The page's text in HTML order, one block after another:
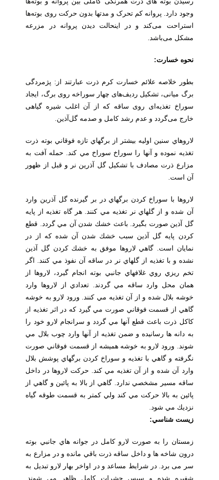
وجود دارد. پروانه کم تحرک و مدتها بدون حرکت روی بوته‌ها
استراحت می‌کند و در اینحالت دیدن پروانه در مزرعه
مشکل می‌باشد.
نحوه خسارت:
بطور خلاصه علائم خسارت کرم ذرت عبارتند از: پژمردگی
برگ میانی، تشکیل ردیف‌های چهار سوراخه روی برگ، ایجاد
سوراخ تغذیه‌ای روی ساقه که از آن اغلب شیره گیاهی
خارج می‌گردد و عدم رشد کامل و صدمه گل‌آذین.
لاروهاي سنين اوليه بيشتر از برگهاي تازه فوقاني بوته ذرت
تغذيه نموده و آنها را سوراخ سوراخ مي كند. حمله آفت به
مزارع ذرت مصادف با تشكيل گل آذرين نر و قبل از ظهور
آن است.
لاروها با سوراخ كردن برگهاي در بر گيرنده گل آذرين وارد
آن شده و از گلهاي نر تغذيه مي كنند. هر گاه تغذيه از پايه
گل آذين صورت بگيرد. باعث خشك شدن آن مي گردد. قطع
كردن پايه گل آذين سبب خشك شدن آن شده كه از در
نمايان است. گاهي لاروها موفق به خشك كردن گل آذين
نشده و با تغذيه از گلهاي نر در ساقه آن نفوذ مي كنند. اگر
تخم ريزي روي غلافهاي جانبي بوته انجام گيرد، لاروها از
همان محل وارد ساقه مي گردند. تعدادي از لاروها وارد
خوشه بلال شده و از آن تغذيه مي كنند. ورود لارو به خوشه
گاهي از قسمت فوقاني صورت مي گيرد كه در اثر تغذيه از
كاكل ذرت باعث قطع آنها مي گردد و سرانجام لارو خود را
به دانه ها رسانيده و ضمن تغذيه از آنها وارد چوب بلال مي
شوند. ورود لارو به خوشه هميشه از قسمت فوقاني صورت
نگرفته و گاهي با تغذيه و سوراخ كردن برگهاي پوشش بلال
وارد آن شده و از آن تغذيه مي كند. حركت لاروها در داخل
ساقه مسير مشخصي ندارد. گاهي از بالا به پائين و گاهي از
پائين به بالا حركت مي كند ولي كمتر به قسمت طوقه گياه
نزديك مي شود.
زيست شناسي:
زمستان را به صورت لارو كامل در جوانه هاي جانبي بوته
درون شاخه ها و داخل ساقه ذرت باقي مانده و در مزارع به
سر می برد. در شرايط مساعد و در اواخر بهار لارو تبديل به
شفيره شده و سپس حشرات كامل ظاهر مي شوند.